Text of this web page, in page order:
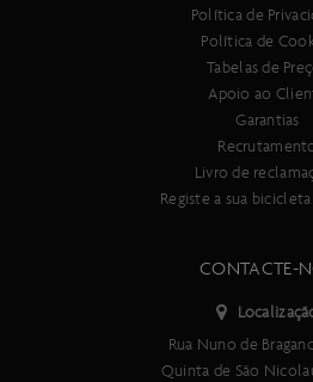
Política de
Política de
Tabelas de
Apoio ao
Garantias
Livro de
Registe a sua bicicleta
CONTACTE-
Rua Nuno de
Quinta de São